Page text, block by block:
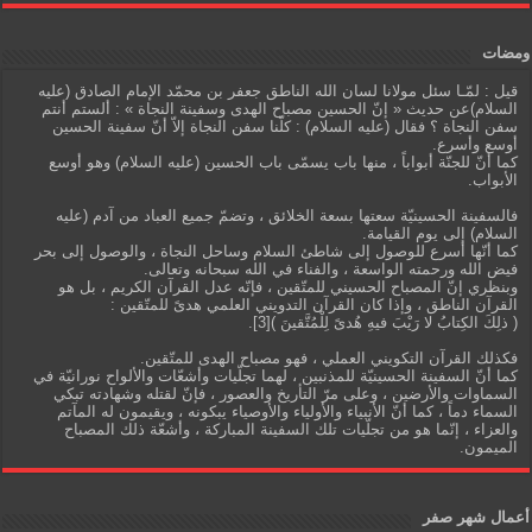
ومضات
قيل : لمّـا سئل مولانا لسان الله الناطق جعفر بن محمّد الإمام الصادق (عليه
السلام)عن حديث « إنّ الحسين مصباح الهدى وسفينة النجاة » : ألستم أنتم
سفن النجاة ؟ فقال (عليه السلام) : كلّنا سفن النجاة إلاّ أنّ سفينة الحسين
أوسع وأسرع.
كما أنّ للجنّة أبواباً ، منها باب يسمّى باب الحسين (عليه السلام) وهو أوسع
الأبواب.
فالسفينة الحسينيّة سعتها بسعة الخلائق ، وتضمّ جميع العباد من آدم (عليه
السلام) إلى يوم القيامة.
كما أنّها أسرع للوصول إلى شاطئ السلام وساحل النجاة ، والوصول إلى بحر
فيض الله ورحمته الواسعة ، والفناء في الله سبحانه وتعالى.
وبنظري إنّ المصباح الحسيني للمتّقين ، فإنّه عدل القرآن الكريم ، بل هو
القرآن الناطق ، وإذا كان القرآن التدويني العلمي هدىً للمتّقين :
( ذلِكَ الكِتابُ لا رَيْبَ فيهِ هُدىً لِلْمُتَّقينَ )[3].
فكذلك القرآن التكويني العملي ، فهو مصباح الهدى للمتّقين.
كما أنّ السفينة الحسينيّة للمذنبين ، لهما تجلّيات وأشعّات والألواح نورانيّة في
السماوات والأرضين ، وعلى مرّ التأريخ والعصور ، فإنّ لقتله وشهادته تبكي
السماء دماً ، كما أنّ الأنبياء والأولياء والأوصياء يبكونه ، ويقيمون له المآتم
والعزاء ، إنّما هو من تجلّيات تلك السفينة المباركة ، وأشعّة ذلك المصباح
الميمون.
أعمال شهر صفر